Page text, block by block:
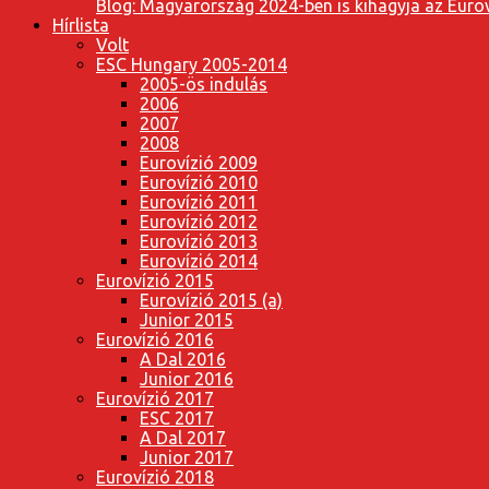
Blog: Magyarország 2024-ben is kihagyja az
Hírlista
Volt
ESC Hungary 2005-2014
2005-ös indulás
2006
2007
2008
Eurovízió 2009
Eurovízió 2010
Eurovízió 2011
Eurovízió 2012
Eurovízió 2013
Eurovízió 2014
Eurovízió 2015
Eurovízió 2015 (a)
Junior 2015
Eurovízió 2016
A Dal 2016
Junior 2016
Eurovízió 2017
ESC 2017
A Dal 2017
Junior 2017
Eurovízió 2018